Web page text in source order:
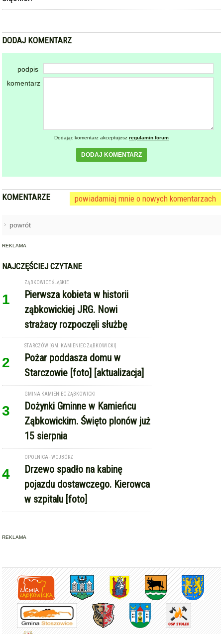
DODAJ KOMENTARZ
podpis
komentarz
Dodając komentarz akceptujesz regulamin forum
DODAJ KOMENTARZ
KOMENTARZE powiadamiaj mnie o nowych komentarzach
powrót
REKLAMA
NAJCZĘŚCIEJ CZYTANE
1
ZĄBKOWICE ŚLĄSKIE
Pierwsza kobieta w historii
ząbkowickiej JRG. Nowi
strażacy rozpoczęli służbę
2
STARCZÓW [GM. KAMIENIEC ZĄBKOWICKI]
Pożar poddasza domu w
Starczowie [foto] [aktualizacja]
3
GMINA KAMIENIEC ZĄBKOWICKI
Dożynki Gminne w Kamieńcu
Ząbkowickim. Święto plonów już
15 sierpnia
4
OPOLNICA - WOJBÓRZ
Drzewo spadło na kabinę
pojazdu dostawczego. Kierowca
w szpitalu [foto]
REKLAMA